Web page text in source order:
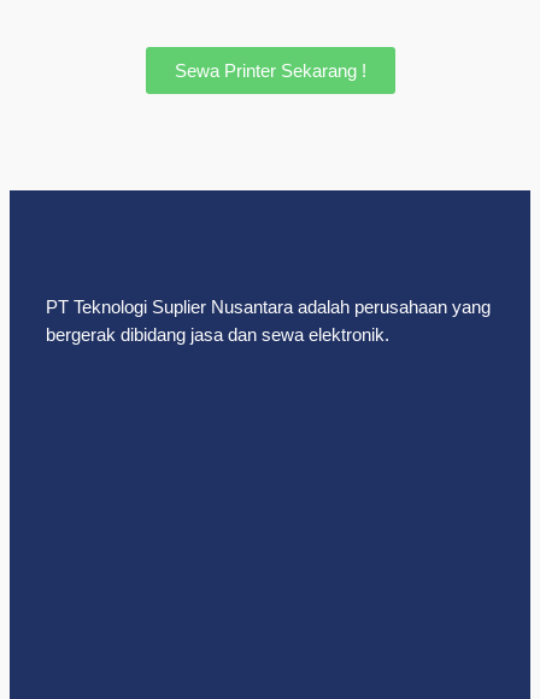
Sewa Printer Sekarang !
PT Teknologi Suplier Nusantara adalah perusahaan yang
bergerak dibidang jasa dan sewa elektronik.